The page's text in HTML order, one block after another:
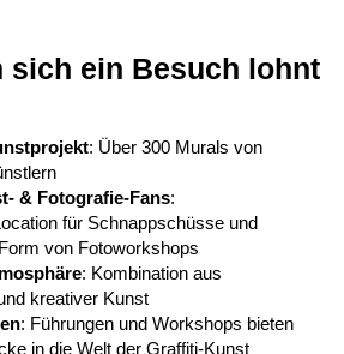
sich ein Besuch lohnt​
: Über 300 Murals von
& Fotografie-Fans:
für Schnappschüsse und
von Fotoworkshops
: Kombination aus
kreativer Kunst
: Führungen und Workshops bieten
in die Welt der Graffiti-Kunst